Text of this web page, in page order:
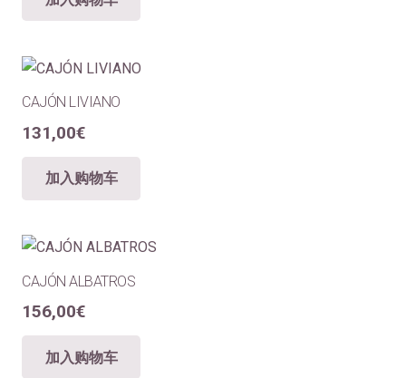
CAJÓN LIVIANO
131,00€
加入购物车
CAJÓN ALBATROS
156,00€
加入购物车